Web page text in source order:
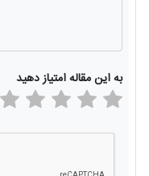
به این مقاله امتیاز دهید